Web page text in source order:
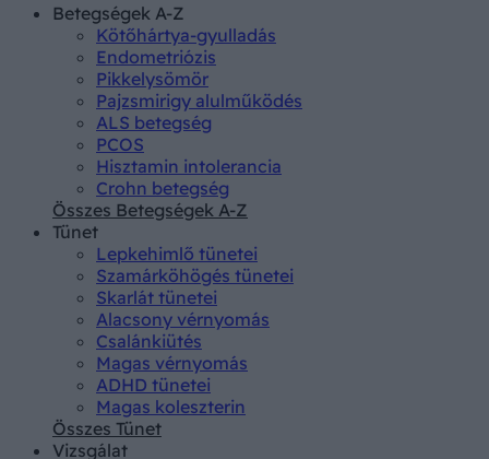
Betegségek A-Z
Kötőhártya-gyulladás
Endometriózis
Pikkelysömör
Pajzsmirigy alulműködés
ALS betegség
PCOS
Hisztamin intolerancia
Crohn betegség
Összes Betegségek A-Z
Tünet
Lepkehimlő tünetei
Szamárköhögés tünetei
Skarlát tünetei
Alacsony vérnyomás
Csalánkiütés
Magas vérnyomás
ADHD tünetei
Magas koleszterin
Összes Tünet
Vizsgálat